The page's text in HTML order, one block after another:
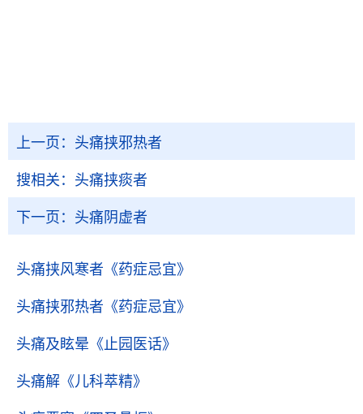
上一页： 头痛挟邪热者
搜相关： 头痛挟痰者
下一页： 头痛阴虚者
头痛挟风寒者 《药症忌宜》
头痛挟邪热者 《药症忌宜》
头痛及眩晕 《止园医话》
头痛解 《儿科萃精》